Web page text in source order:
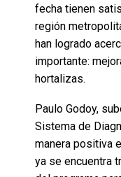
fecha tienen
región
han logrado
importante:
hortalizas.
Paulo Godoy,
Sistema de
manera positiva
ya se encuentra